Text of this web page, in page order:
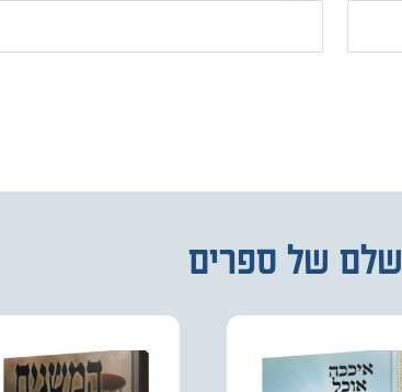
שלם של ספרים